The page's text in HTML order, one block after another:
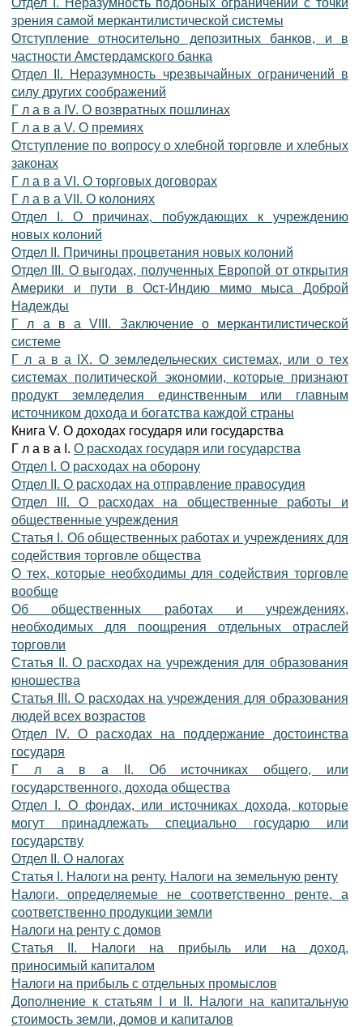
Отдел I. Неразумность подобных ограничений с точки
зрения самой меркантилистической системы
Отступление относительно депозитных банков, и в
частности Амстердамского банка
Отдел II. Неразумность чрезвычайных ограничений в
силу других соображений
Г л а в а IV. О возвратных пошлинах
Г л а в а V. О премиях
Отступление по вопросу о хлебной торговле и хлебных
законах
Г л а в а VI. О торговых договорах
Г л а в а VII. О колониях
Отдел I. О причинах, побуждающих к учреждению
новых колоний
Отдел II. Причины процветания новых колоний
Отдел III. О выгодах, полученных Европой от открытия
Америки и пути в Ост-Индию мимо мыса Доброй
Надежды
Г л а в а VIII. Заключение о меркантилистической
системе
Г л а в а IX. О земледельческих системах, или о тех
системах политической экономии, которые признают
продукт земледелия единственным или главным
источником дохода и богатства каждой страны
Книга V. О доходах государя или государства
Г л а в а I. О расходах государя или государства
Отдел I. О расходах на оборону
Отдел II. О расходах на отправление правосудия
Отдел III. О расходах на общественные работы и
общественные учреждения
Статья I. Об общественных работах и учреждениях для
содействия торговле общества
О тех, которые необходимы для содействия торговле
вообще
Об общественных работах и учреждениях,
необходимых для поощрения отдельных отраслей
торговли
Статья II. О расходах на учреждения для образования
юношества
Статья III. О расходах на учреждения для образования
людей всех возрастов
Отдел IV. О расходах на поддержание достоинства
государя
Г л а в а II. Об источниках общего, или
государственного, дохода общества
Отдел I. О фондах, или источниках дохода, которые
могут принадлежать специально государю или
государству
Отдел II. О налогах
Статья I. Налоги на ренту. Налоги на земельную ренту
Налоги, определяемые не соответственно ренте, а
соответственно продукции земли
Налоги на ренту с домов
Статья II. Налоги на прибыль или на доход,
приносимый капиталом
Налоги на прибыль с отдельных промыслов
Дополнение к статьям I и II. Налоги на капитальную
стоимость земли, домов и капиталов